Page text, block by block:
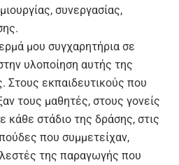
συνεργασίας,
μου συγχαρητήρια σε
υλοποίηση αυτής της
Στους εκπαιδευτικούς που
τους μαθητές, στους γονείς
κάθε στάδιο της δράσης, στις
που συμμετείχαν,
της παραγωγής που